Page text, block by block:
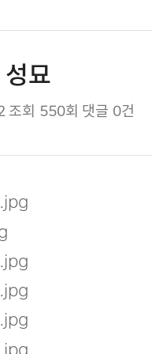
묘
조회 550회 댓글 0건